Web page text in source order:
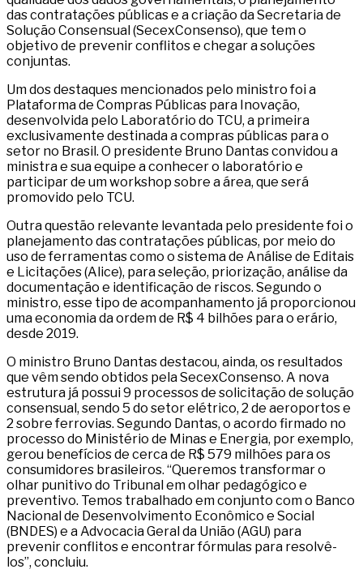
das contratações públicas e a criação da Secretaria de
Solução Consensual (SecexConsenso), que tem o
objetivo de prevenir conflitos e chegar a soluções
conjuntas.
Um dos destaques mencionados pelo ministro foi a
Plataforma de Compras Públicas para Inovação,
desenvolvida pelo Laboratório do TCU, a primeira
exclusivamente destinada a compras públicas para o
setor no Brasil. O presidente Bruno Dantas convidou a
ministra e sua equipe a conhecer o laboratório e
participar de um workshop sobre a área, que será
promovido pelo TCU.
Outra questão relevante levantada pelo presidente foi o
planejamento das contratações públicas, por meio do
uso de ferramentas como o sistema de Análise de Editais
e Licitações (Alice), para seleção, priorização, análise da
documentação e identificação de riscos. Segundo o
ministro, esse tipo de acompanhamento já proporcionou
uma economia da ordem de R$ 4 bilhões para o erário,
desde 2019.
O ministro Bruno Dantas destacou, ainda, os resultados
que vêm sendo obtidos pela SecexConsenso. A nova
estrutura já possui 9 processos de solicitação de solução
consensual, sendo 5 do setor elétrico, 2 de aeroportos e
2 sobre ferrovias. Segundo Dantas, o acordo firmado no
processo do Ministério de Minas e Energia, por exemplo,
gerou benefícios de cerca de R$ 579 milhões para os
consumidores brasileiros. “Queremos transformar o
olhar punitivo do Tribunal em olhar pedagógico e
preventivo. Temos trabalhado em conjunto com o Banco
Nacional de Desenvolvimento Econômico e Social
(BNDES) e a Advocacia Geral da União (AGU) para
prevenir conflitos e encontrar fórmulas para resolvê-
los”, concluiu.